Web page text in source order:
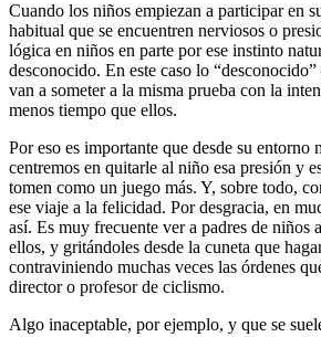
Cuando los niños empiezan a participar en
habitual que se encuentren nerviosos o
lógica en niños en parte por ese instinto
desconocido. En este caso lo
van a someter a la misma prueba con la
menos tiempo que ellos.
Por eso es importante que desde su entorno
centremos en quitarle al niño esa presión y
tomen como un juego más. Y, sobre todo,
ese viaje a la felicidad. Por desgracia, en
así. Es muy frecuente ver a padres de niños
ellos, y gritándoles desde la cuneta que
contraviniendo muchas veces las órdenes
director o profesor de ciclismo.
Algo inaceptable, por ejemplo, y que se